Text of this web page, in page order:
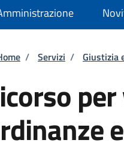
di
/ Servizi / Giustizia